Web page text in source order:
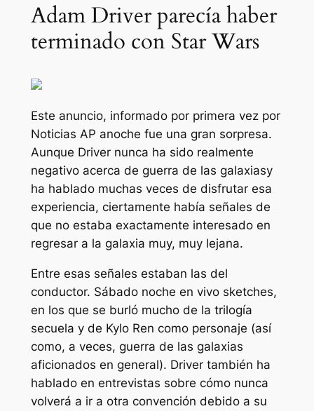
Adam Driver parecía haber
terminado con Star Wars
Este anuncio, informado por primera vez por
Noticias AP anoche fue una gran sorpresa.
Aunque Driver nunca ha sido realmente
negativo acerca de guerra de las galaxiasy
ha hablado muchas veces de disfrutar esa
experiencia, ciertamente había señales de
que no estaba exactamente interesado en
regresar a la galaxia muy, muy lejana.
Entre esas señales estaban las del
conductor. Sábado noche en vivo sketches,
en los que se burló mucho de la trilogía
secuela y de Kylo Ren como personaje (así
como, a veces, guerra de las galaxias
aficionados en general). Driver también ha
hablado en entrevistas sobre cómo nunca
volverá a ir a otra convención debido a su